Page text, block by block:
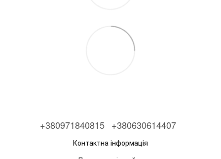
+380971840815 +380630614407
Контактна інформація